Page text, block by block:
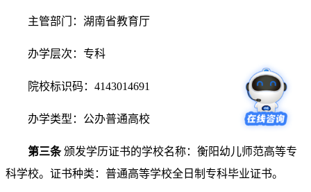
主管部门：湖南省教育厅
办学层次：专科
院校标识码：4143014691
办学类型：公办普通高校
第三条颁发学历证书的学校名称：衡阳幼儿师范高等专
科学校。证书种类：普通高等学校全日制专科毕业证书。